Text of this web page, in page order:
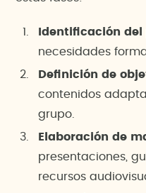
Identificación
necesidades
Definición de
contenidos
grupo.
Elaboración de
presentaciones,
recursos